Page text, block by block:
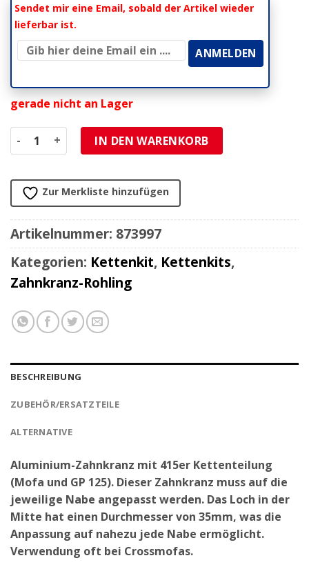
Sendet mir eine Email, sobald der Artikel wieder
lieferbar ist.
gerade nicht an Lager
Zahnkranz Alu roh 415/37Z Menge
IN DEN WARENKORB
Zur Merkliste hinzufügen
Artikelnummer: 873997
Kategorien: Kettenkit, Kettenkits,
Zahnkranz-Rohling
BESCHREIBUNG
ZUBEHÖR/ERSATZTEILE
ALTERNATIVE
Aluminium-Zahnkranz mit 415er Kettenteilung
(Mofa und GP 125). Dieser Zahnkranz muss auf die
jeweilige Nabe angepasst werden. Das Loch in der
Mitte hat einen Durchmesser von 35mm, was die
Anpassung auf nahezu jede Nabe ermöglicht.
Verwendung oft bei Crossmofas.